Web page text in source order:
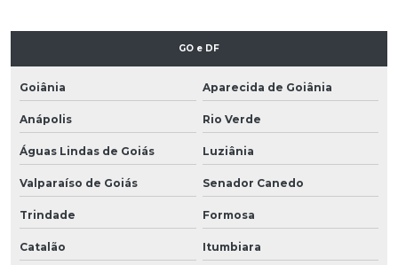
GO e DF
Goiânia Aparecida de Goiânia
Anápolis Rio Verde
Águas Lindas de Goiás Luziânia
Valparaíso de Goiás Senador Canedo
Trindade Formosa
Catalão Itumbiara